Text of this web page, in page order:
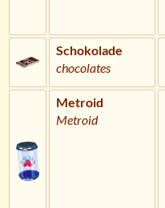
Schokolade
chocolates
Metroid
Metroid